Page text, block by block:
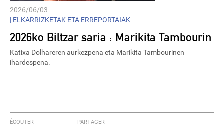
2026/06/03
| ELKARRIZKETAK ETA ERREPORTAIAK
2026ko Biltzar saria : Marikita Tambourin
Katixa Dolhareren aurkezpena eta Marikita Tambourinen
ihardespena.
ÉCOUTER PARTAGER